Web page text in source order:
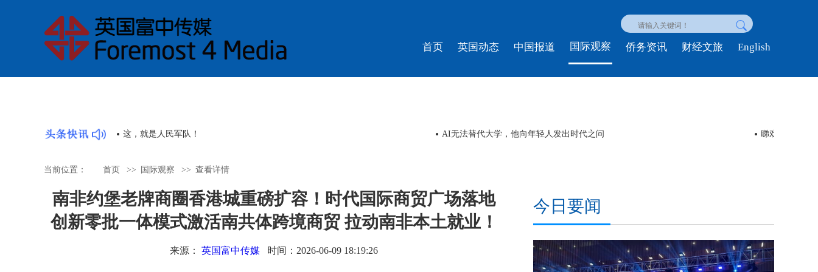
首页 英国动态 中国报道 国际观察 侨务资讯 财经文旅 English
睇戏 | 舞剧《醒·狮》《英歌》即将下南洋，羊晚记者走上舞台体验白金狮头 视频丨今夏流行“ChinaCool” 外国游客在中国解锁“凉”好时光 时政新闻眼
当前位置： 首页 >> 国际观察 >> 查看详情
南非约堡老牌商圈香港城重磅扩容！时代国际商贸广场落地
创新零批一体模式激活南共体跨境商贸 拉动南非本土就业！
来源： 英国富中传媒 时间：2026-06-09 18:19:26
今日要闻